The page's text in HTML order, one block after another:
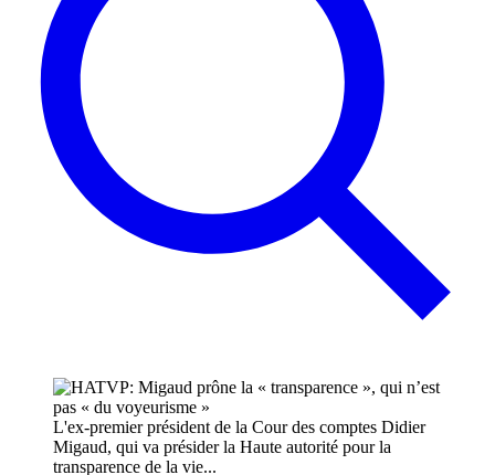
L'ex-premier président de la Cour des comptes Didier
Migaud, qui va présider la Haute autorité pour la
transparence de la vie...